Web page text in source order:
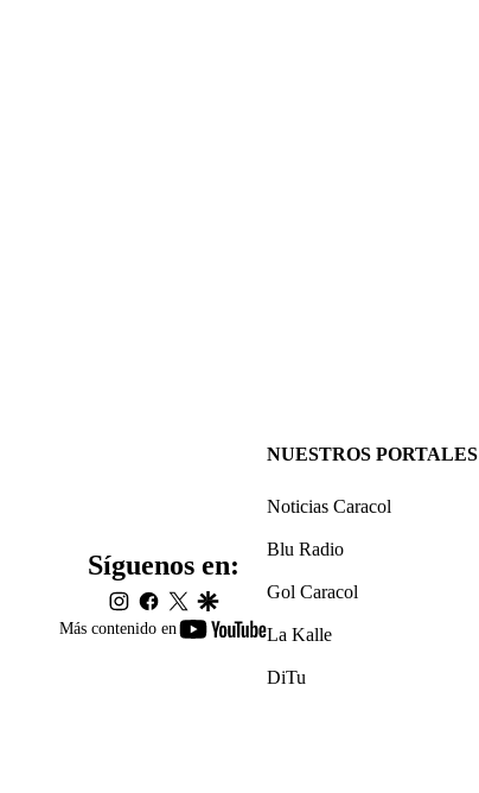
Más contenido en
youtube-
Síguenos en:
instagram
facebook
twittergoogle
NUESTROS PORTALES
Noticias Caracol
Blu Radio
Gol Caracol
La Kalle
DiTu